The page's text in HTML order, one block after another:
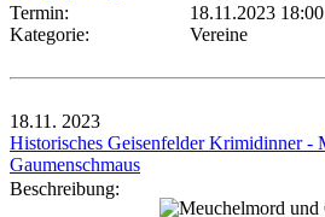
Termin:
18.11.2023
Kategorie:
Vereine
18.11. 2023
Historisches Geisenfelder Krimidinner -
Gaumenschmaus
Beschreibung: